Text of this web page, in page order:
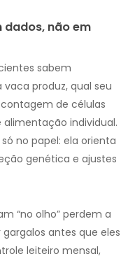
dados, não em
sabem
produz, qual seu
de células
individual.
no papel: ela orienta
genética e ajustes
“no olho” perdem a
antes que eles
leiteiro mensal,